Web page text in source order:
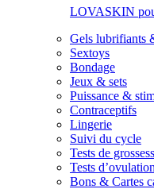
LOVASKIN
Gels lubrifiants
Sextoys
Bondage
Jeux & sets
Puissance &
Contraceptifs
Lingerie
Suivi du cycle
Tests de
Tests d’ovulation
Bons & Cartes